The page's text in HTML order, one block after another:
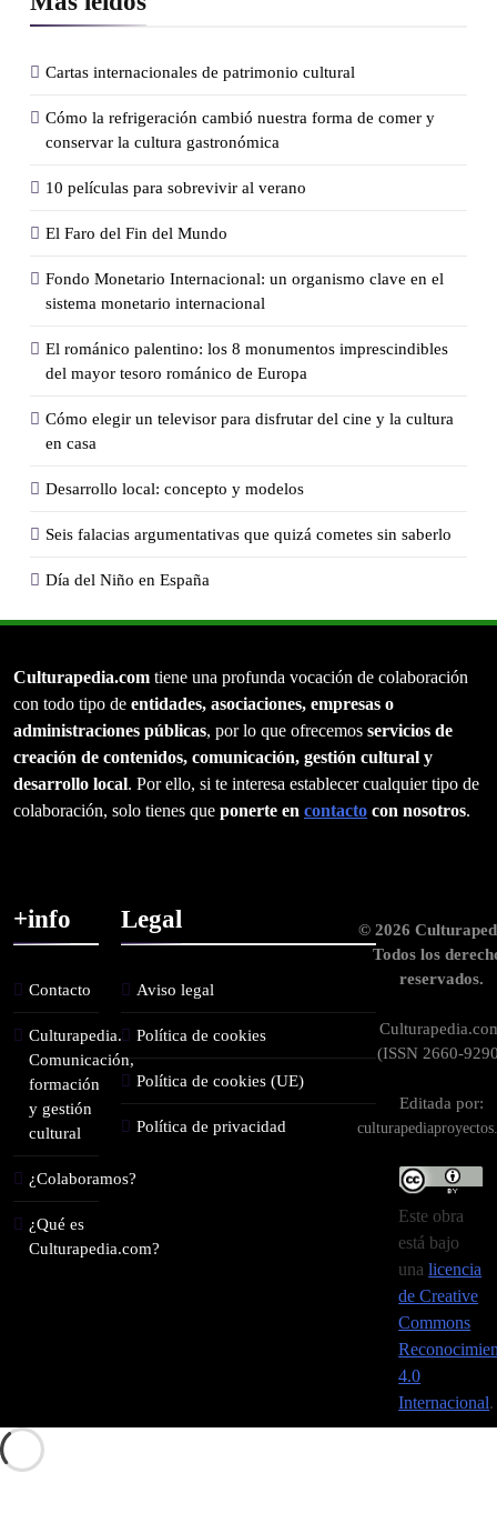
Cartas internacionales de patrimonio cultural
Cómo la refrigeración cambió nuestra forma de comer y
conservar la cultura gastronómica
10 películas para sobrevivir al verano
El Faro del Fin del Mundo
Fondo Monetario Internacional: un organismo clave en el
sistema monetario internacional
El románico palentino: los 8 monumentos imprescindibles
del mayor tesoro románico de Europa
Cómo elegir un televisor para disfrutar del cine y la cultura
en casa
Desarrollo local: concepto y modelos
Seis falacias argumentativas que quizá cometes sin saberlo
Día del Niño en España
Culturapedia.com tiene una profunda vocación de colaboración
con todo tipo de entidades, asociaciones, empresas o
administraciones públicas, por lo que ofrecemos servicios de
creación de contenidos, comunicación, gestión cultural y
desarrollo local. Por ello, si te interesa establecer cualquier tipo de
colaboración, solo tienes que ponerte en contacto con nosotros.
+info
Contacto
Culturapedia.
Comunicación,
formación
y gestión
cultural
¿Colaboramos?
¿Qué es
Culturapedia.com?
Legal
Aviso legal
Política de cookies
Política de cookies (UE)
Política de privacidad
© 2026
Todos los
reservados.
(ISSN 2660-
Editada por:
Este obra
está bajo
unalicencia
de Creative
Commons
4.0
Internacional.